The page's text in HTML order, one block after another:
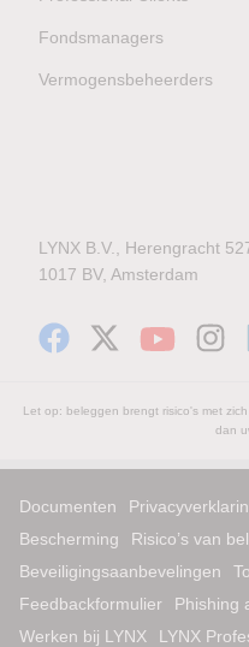
Fondsmanagers
Vermogensbeheerders
LYNX B.V., Herengracht
1017 BV, Amsterdam
Let op: beleggen brengt risico's met
dan
Documenten
Bescherming
Risico’s van
Beveiligingsaanbevelingen
Feedbackformulier
Phishing
Werken bij LYNX
LYNX